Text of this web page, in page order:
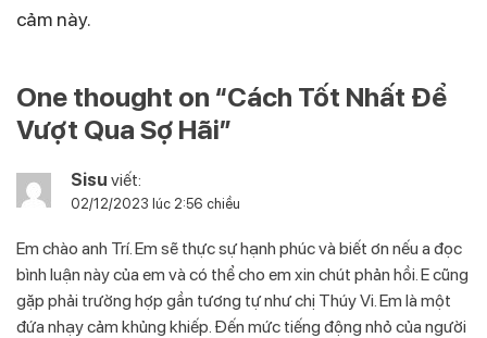
cảm này.
One thought on “Cách Tốt Nhất Để
Vượt Qua Sợ Hãi”
Sisu viết:
02/12/2023 lúc 2:56 chiều
Em chào anh Trí. Em sẽ thực sự hạnh phúc và biết ơn nếu a đọc
bình luận này của em và có thể cho em xin chút phản hồi. E cũng
gặp phải trường hợp gần tương tự như chị Thúy Vi. Em là một
đứa nhạy cảm khủng khiếp. Đến mức tiếng động nhỏ của người